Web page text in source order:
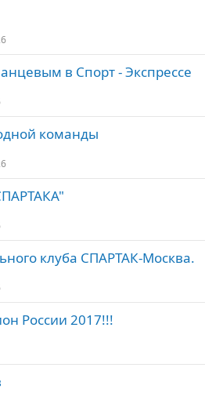
в Спорт - Экспрессе
команды
клуба СПАРТАК-Москва.
России 2017!!!